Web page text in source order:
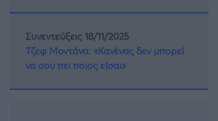
Συνεντεύξεις 18/11/2025
Τζεφ Μοντάνα: «Κανένας δεν μπορεί
να σου πει ποιος είσαι»